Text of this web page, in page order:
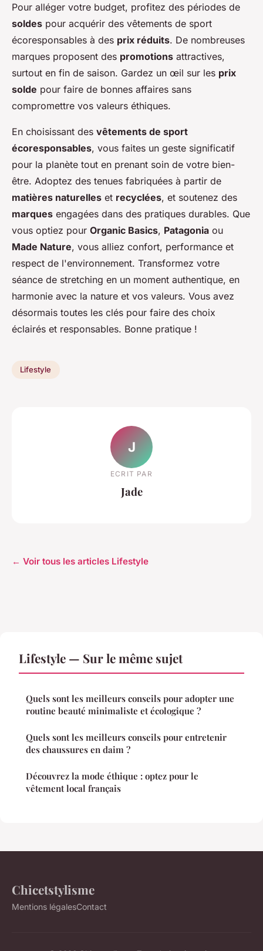
Pour alléger votre budget, profitez des périodes de
soldes pour acquérir des vêtements de sport
écoresponsables à des prix réduits. De nombreuses
marques proposent des promotions attractives,
surtout en fin de saison. Gardez un œil sur les prix
solde pour faire de bonnes affaires sans
compromettre vos valeurs éthiques.
En choisissant des vêtements de sport
écoresponsables, vous faites un geste significatif
pour la planète tout en prenant soin de votre bien-
être. Adoptez des tenues fabriquées à partir de
matières naturelles et recyclées, et soutenez des
marques engagées dans des pratiques durables. Que
vous optiez pour Organic Basics, Patagonia ou
Made Nature, vous alliez confort, performance et
respect de l'environnement. Transformez votre
séance de stretching en un moment authentique, en
harmonie avec la nature et vos valeurs. Vous avez
désormais toutes les clés pour faire des choix
éclairés et responsables. Bonne pratique !
Lifestyle
J
ECRIT PAR
Jade
← Voir tous les articles Lifestyle
Lifestyle — Sur le même sujet
Quels sont les meilleurs conseils pour adopter une
routine beauté minimaliste et écologique ?
Quels sont les meilleurs conseils pour entretenir
des chaussures en daim ?
Découvrez la mode éthique : optez pour le
vêtement local français
Chicetstylisme
Mentions légalesContact